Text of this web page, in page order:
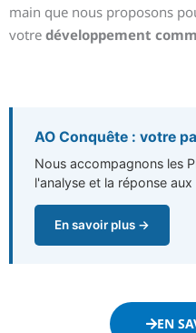
main que nous proposons
votre développement
AO Conquête : votre
Nous accompagnons les
l'analyse et la réponse
En savoir plus →
EN